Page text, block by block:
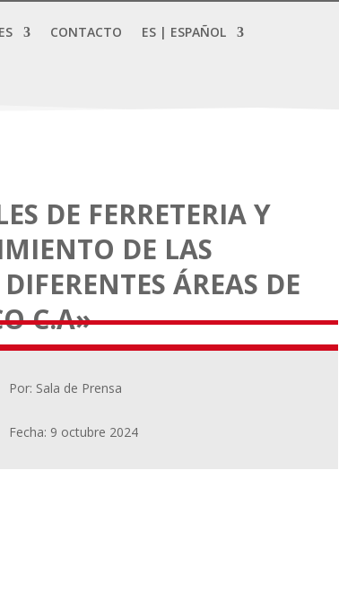
CONTACTO ES | ESPAÑOL
DE FERRETERIA Y
DE LAS
ÁREAS DE
C.A»
Por: Sala de Prensa
Fecha: 9 octubre 2024